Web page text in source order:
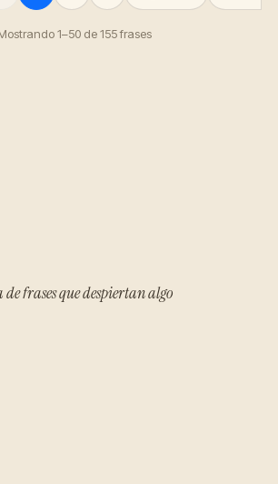
1–50 de 155 frases
frases que despiertan algo